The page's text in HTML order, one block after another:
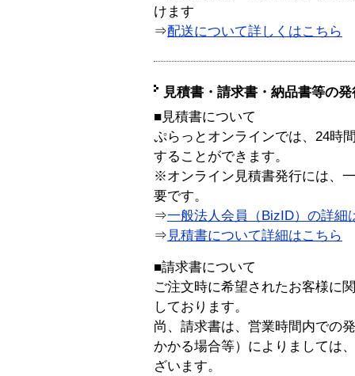
けます
⇒配送について詳しくはこちら
見積書・請求書・納品書等の
■見積書について
ぷらっとオンラインでは、24時
することができます。
※オンライン見積書発行には、
要です。
⇒一般法人会員（BizID）の詳細
⇒ 見積書について詳細はこちら
■請求書について
ご注文時に希望されたお客様に
しております。
尚、請求書は、営業時間内での
かかる場合等）によりましては
ざいます。